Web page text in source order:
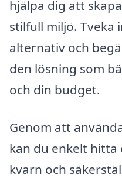
hjälpa dig att
stilfull miljö. Tveka
alternativ och
den lösning som
och din budget.
Genom att
kan du enkelt hitta
kvarn och